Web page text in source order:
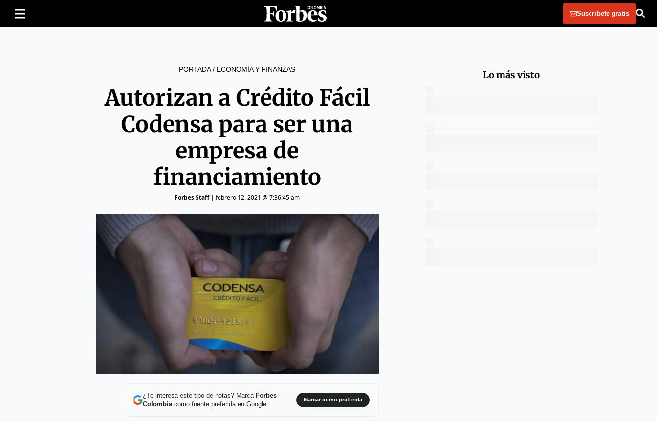
Suscribete gratis
PORTADA/ ECONOMÍA Y FINANZAS
Autorizan a Crédito Fácil
Codensa para ser una
empresa de
financiamiento
Forbes Staff| febrero 12, 2021 @ 7:36:45 am
¿Te interesa este tipo de notas? Marca Forbes
Colombiacomo fuente preferida en Google.
Marcar como preferida
Lo más visto